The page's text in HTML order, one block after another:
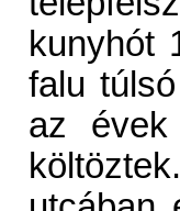
kunyhót
falu
az évek